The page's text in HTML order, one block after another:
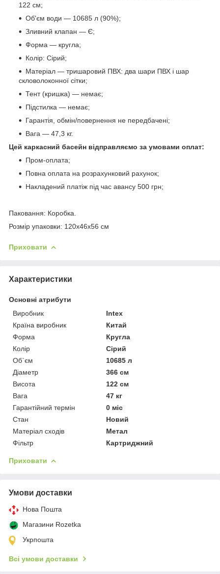
122 см;
Об'єм води — 10685 л (90%);
Зливний клапан — Є;
Форма — кругла;
Колір: Сірий;
Матеріал — тришаровий ПВХ: два шари ПВХ і шар
скловолоконної сітки;
Тент (кришка) — немає;
Підстилка — немає;
Гарантія, обмін/повернення не передбачені;
Вага — 47,3 кг.
Цей каркасний басейн відправляємо за умовами оплат:
Пром-оплата;
Повна оплата на розрахунковий рахунок;
Накладений платіж під час авансу 500 грн;
Паковання: Коробка.
Розмір упаковки: 120х46х56 см
Приховати
Характеристики
Основні атрибути
Виробник
Intex
Країна виробник
Китай
Форма
Кругла
Колір
Сірий
Об`єм
10685 л
Діаметр
366 см
Висота
122 см
Вага
47 кг
Гарантійний термін
0 міс
Стан
Новий
Матеріал сходів
Метал
Фільтр
Картриджний
Приховати
Умови доставки
Нова Пошта
Магазини Rozetka
Укрпошта
Всі умови доставки